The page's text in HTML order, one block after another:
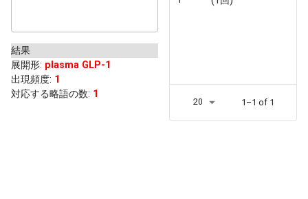
結果
展開形: plasma GLP-1
出現頻度: 1
対応する略語の数: 1
20 1–1 of 1